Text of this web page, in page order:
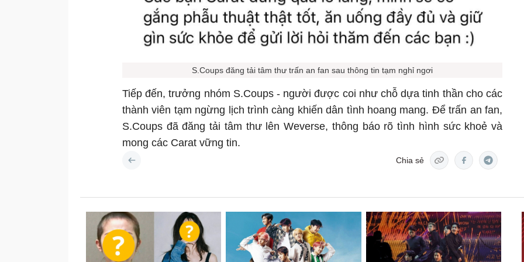
S.Coups đăng tải tâm thư trấn an fan sau thông tin tạm nghỉ ngơi
Tiếp đến, trưởng nhóm S.Coups - người được coi như chỗ dựa tinh thần cho các
thành viên tạm ngừng lịch trình càng khiến dân tình hoang mang. Để trấn an fan,
S.Coups đã đăng tải tâm thư lên Weverse, thông báo rõ tình hình sức khoẻ và
mong các Carat vững tin.
Chia sẻ